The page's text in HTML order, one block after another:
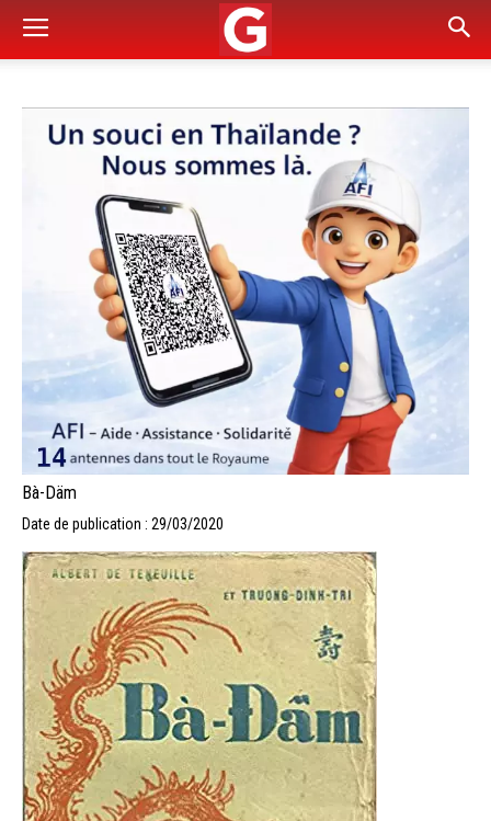
Bà-Däm
Date de publication : 29/03/2020